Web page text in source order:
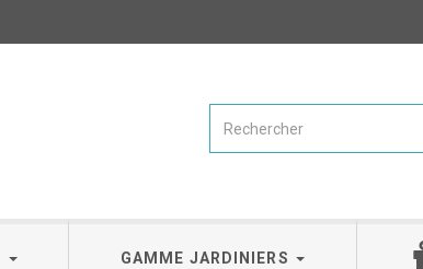
GAMME JARDINIERS